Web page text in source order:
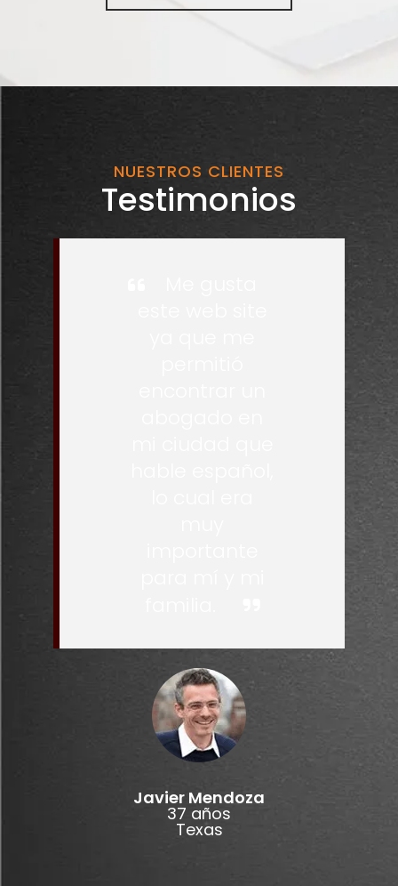
NUESTROS CLIENTES
Testimonios
Javier Mendoza
37 años
Texas